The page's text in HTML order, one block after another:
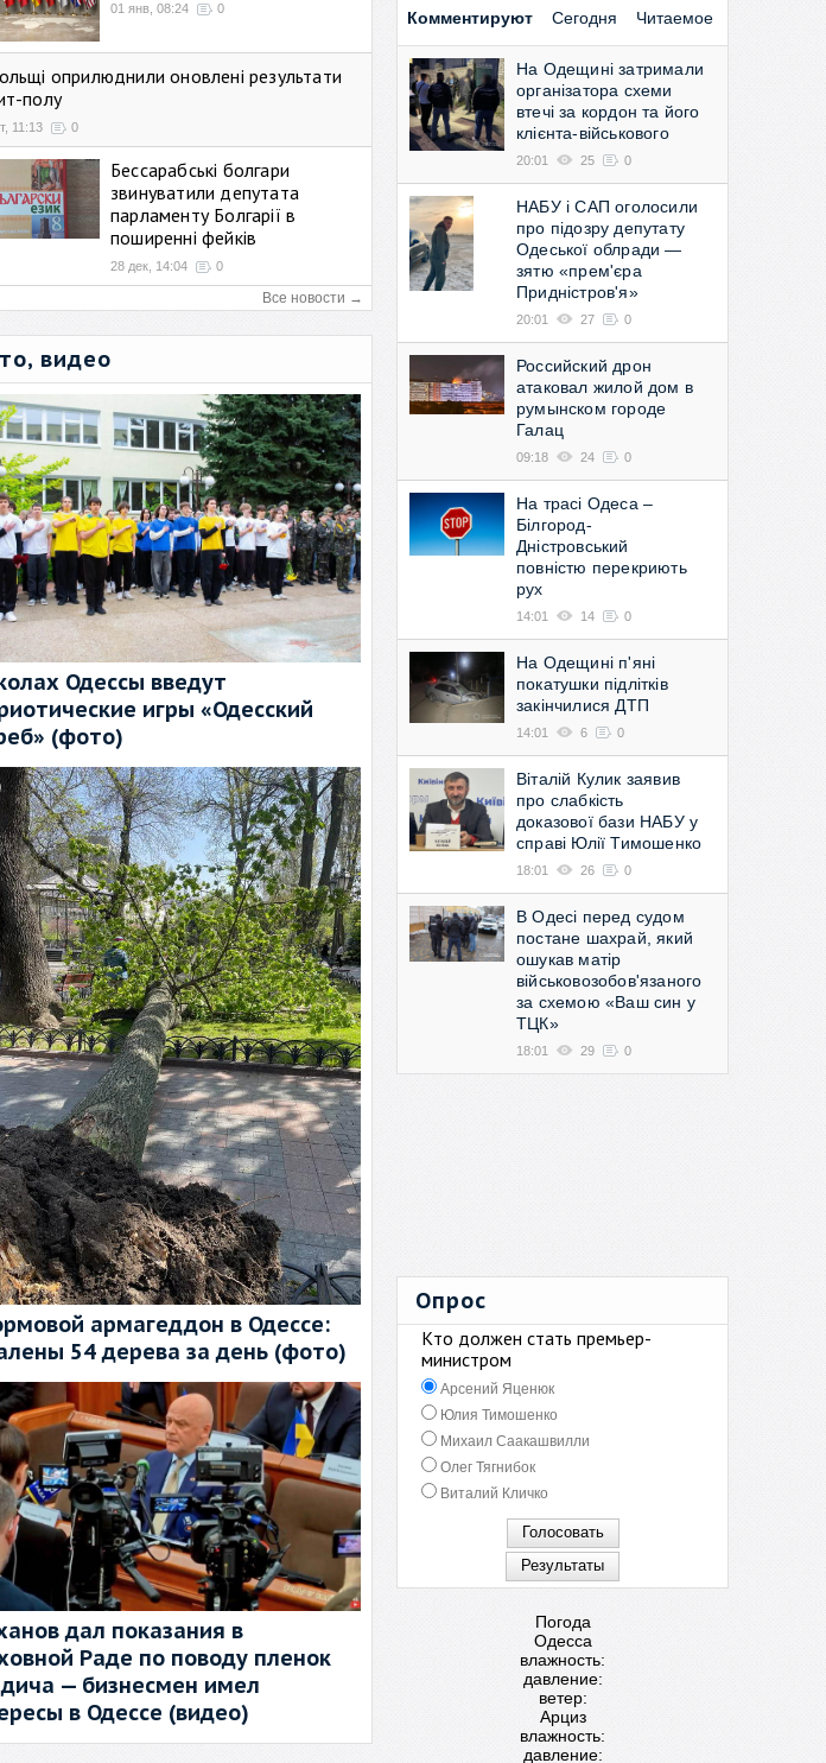
01 янв, 08:24 0
оприлюднили оновлені результати
полу
11:13 0
Бессарабські болгари
звинуватили депутата
парламенту Болгарії в
поширенні фейків
28 дек, 14:04 0
Все новости →
видео
Одессы введут
игры «Одесский
(фото)
армагеддон в Одессе:
54 дерева за день (фото)
дал показания в
Раде по поводу пленок
— бизнесмен имел
в Одессе (видео)
Комментируют Сегодня Читаемое
На Одещині затримали
організатора схеми
втечі за кордон та його
клієнта-військового
20:01 25 0
НАБУ і САП оголосили
про підозру депутату
Одеської облради —
зятю «прем'єра
Придністров'я»
20:01 27 0
Российский дрон
атаковал жилой дом в
румынском городе
Галац
09:18 24 0
На трасі Одеса –
Білгород-
Дністровський
повністю перекриють
рух
14:01 14 0
На Одещині п'яні
покатушки підлітків
закінчилися ДТП
14:01 6 0
Віталій Кулик заявив
про слабкість
доказової бази НАБУ у
справі Юлії Тимошенко
18:01 26 0
В Одесі перед судом
постане шахрай, який
ошукав матір
військовозобов'язаного
за схемою «Ваш син у
ТЦК»
18:01 29 0
Опрос
Кто должен стать премьер-
министром
Арсений Яценюк
Юлия Тимошенко
Михаил Саакашвилли
Олег Тягнибок
Виталий Кличко
Погода
Одесса
влажность:
давление:
ветер:
Арциз
влажность:
давление: